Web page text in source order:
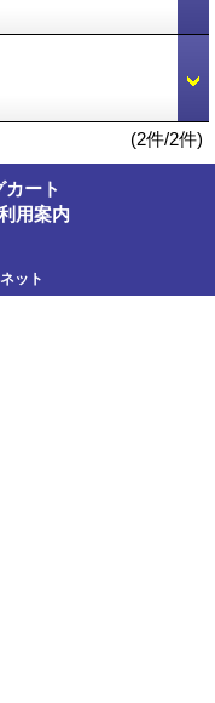
(2件/2件)
ート
用案内
ット